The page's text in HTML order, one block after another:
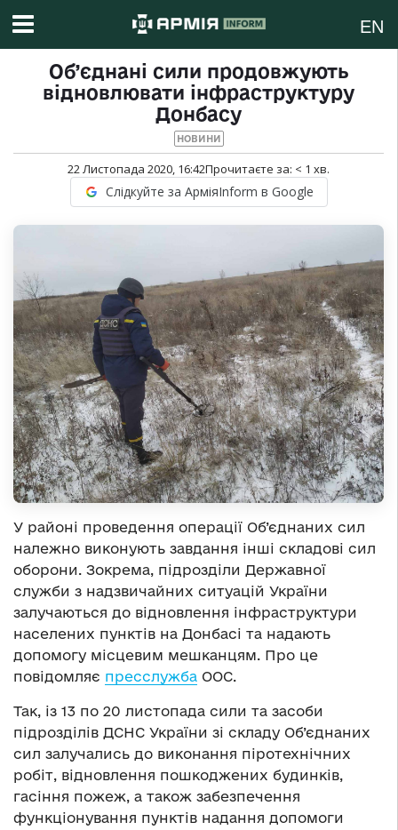
EN
Об’єднані сили продовжують
відновлювати інфраструктуру
Донбасу
НОВИНИ
22 Листопада 2020, 16:42Прочитаєте за: < 1 хв.
Слідкуйте за АрміяInform в Google
У районі проведення операції Об’єднаних сил
належно виконують завдання інші складові сил
оборони. Зокрема, підрозділи Державної
служби з надзвичайних ситуацій України
залучаються до відновлення інфраструктури
населених пунктів на Донбасі та надають
допомогу місцевим мешканцям. Про це
повідомляє пресслужба ООС.
Так, із 13 по 20 листопада сили та засоби
підрозділів ДСНС України зі складу Об’єднаних
сил залучались до виконання піротехнічних
робіт, відновлення пошкоджених будинків,
гасіння пожеж, а також забезпечення
функціонування пунктів надання допомоги